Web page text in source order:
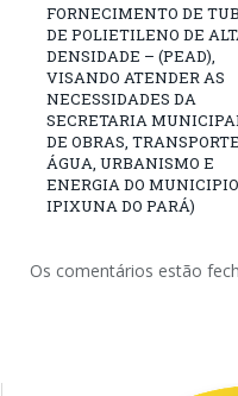
FORNECIMENTO DE
DE POLIETILENO DE
DENSIDADE – (PEAD),
VISANDO ATENDER AS
NECESSIDADES DA
SECRETARIA
DE OBRAS, TRANSPORTE,
ÁGUA, URBANISMO E
ENERGIA DO
IPIXUNA DO PARÁ)
Os comentários estão